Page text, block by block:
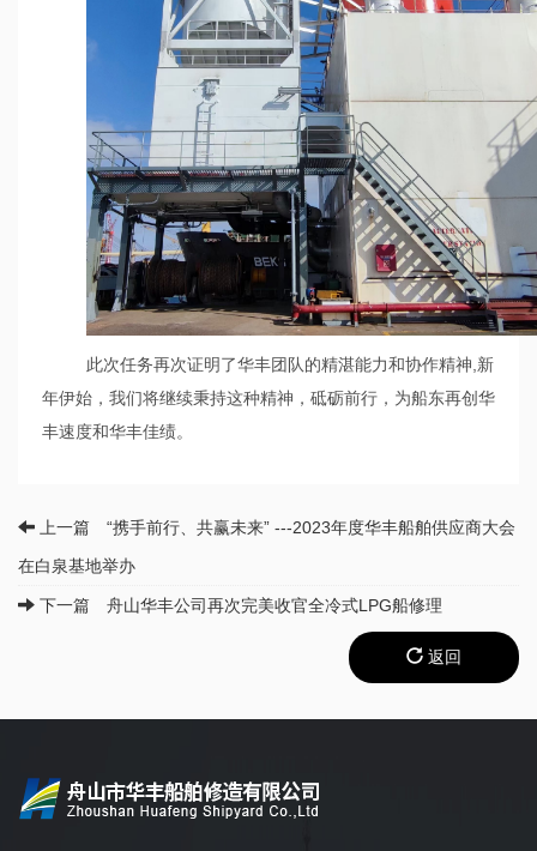
此次任务再次证明了华丰团队的精湛能力和协作精神 ,新
年伊始，我们将继续秉持这种精神，砥砺前行，为船东再创华
丰速度和华丰佳绩。
上一篇 “携手前行、共赢未来” ---2023年度华丰船舶供应商大会
在白泉基地举办
下一篇 舟山华丰公司再次完美收官全冷式LPG船修理
返回